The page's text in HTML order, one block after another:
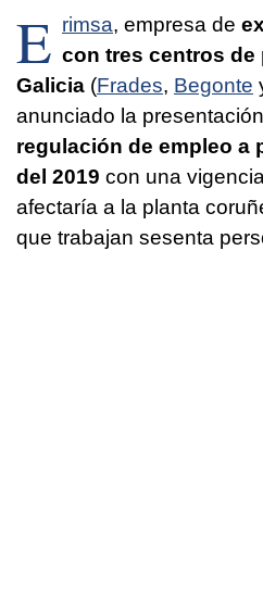
E rimsa, empresa de
con tres centros
Galicia (Frades, Begonte
anunciado la
regulación de empleo a
del 2019 con una
afectaría a la planta
que trabajan sesenta